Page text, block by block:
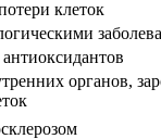
клеток
органов,